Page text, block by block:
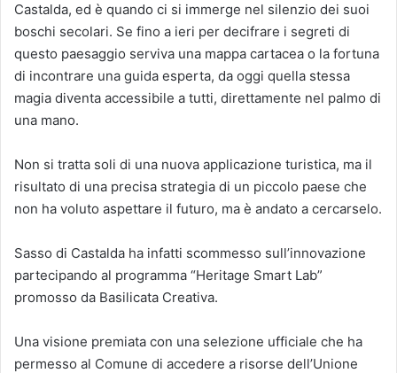
Castalda, ed è quando ci si immerge nel silenzio dei suoi
boschi secolari. Se fino a ieri per decifrare i segreti di
questo paesaggio serviva una mappa cartacea o la fortuna
di incontrare una guida esperta, da oggi quella stessa
magia diventa accessibile a tutti, direttamente nel palmo di
una mano.
Non si tratta soli di una nuova applicazione turistica, ma il
risultato di una precisa strategia di un piccolo paese che
non ha voluto aspettare il futuro, ma è andato a cercarselo.
Sasso di Castalda ha infatti scommesso sull’innovazione
partecipando al programma “Heritage Smart Lab”
promosso da Basilicata Creativa.
Una visione premiata con una selezione ufficiale che ha
permesso al Comune di accedere a risorse dell’Unione